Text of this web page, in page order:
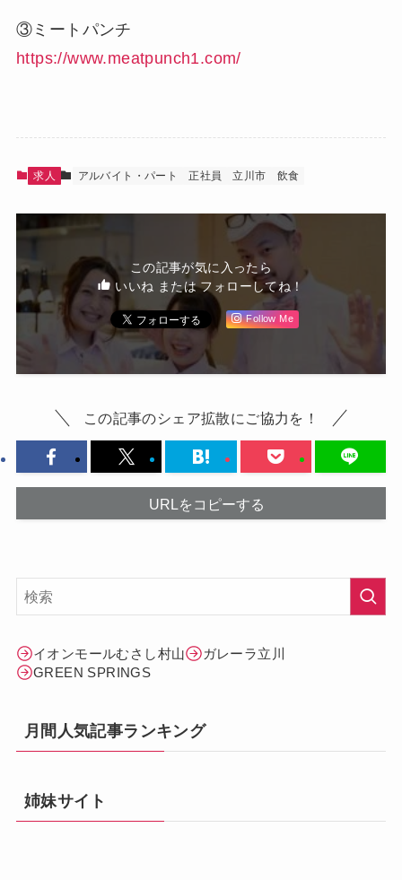
③ミートパンチ
https://www.meatpunch1.com/
求人 アルバイト・パート 正社員 立川市 飲食
この記事が気に入ったら
いいね または フォローしてね！
Follow Me
この記事のシェア拡散にご協力を！
URLをコピーする
イオンモールむさし村山
ガレーラ立川
GREEN SPRINGS
月間人気記事ランキング
姉妹サイト